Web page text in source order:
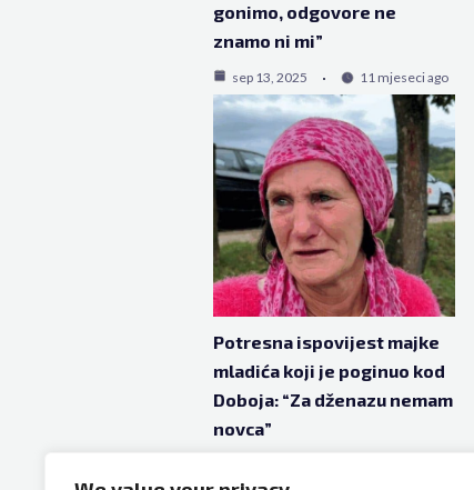
gonimo, odgovore ne
znamo ni mi”
sep 13, 2025 11 mjeseci ago
Potresna ispovijest majke
mladića koji je poginuo kod
Doboja: “Za dženazu nemam
novca”